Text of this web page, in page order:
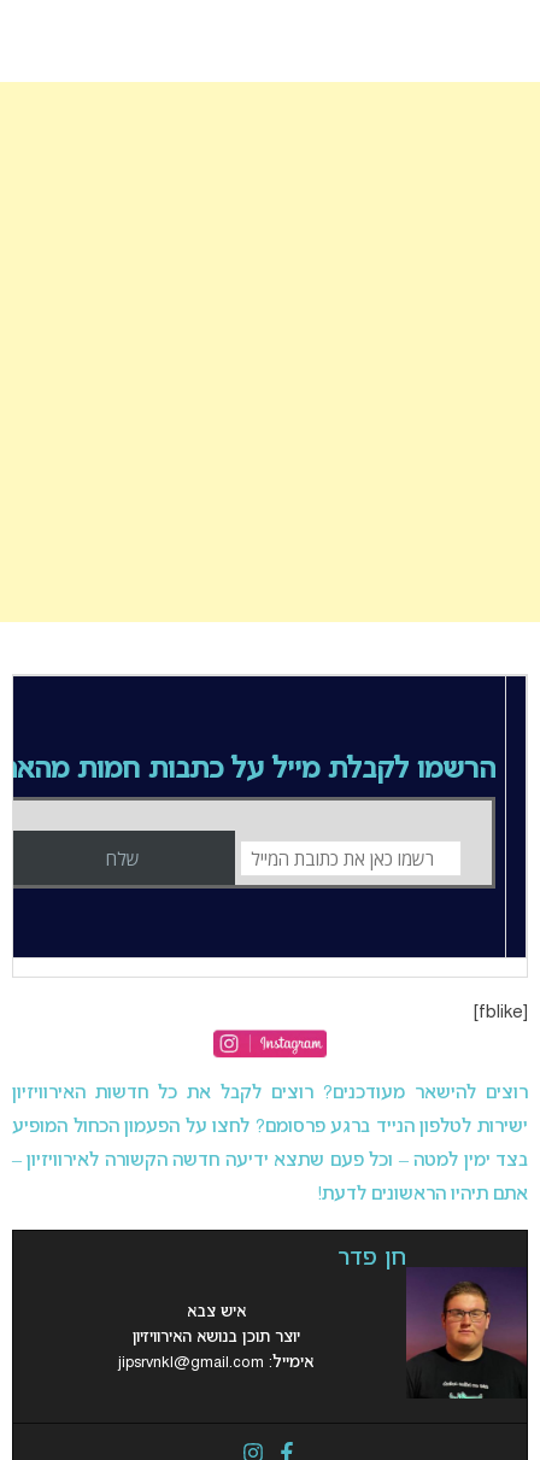
הרשמו לקבלת מייל על כתבות חמות
רוצים להישאר מעודכנים? רוצים לקבל את כל חדשות האירוויזיון
ישירות לטלפון הנייד ברגע פרסומם? לחצו על הפעמון הכחול המופיע
בצד ימין למטה – וכל פעם שתצא ידיעה חדשה הקשורה לאירוויזיון –
אתם תיהיו הראשונים לדעת!
חן פדר
איש צבא
יוצר תוכן בנושא האירוויזיון
אימייל: jipsrvnkl@gmail.com